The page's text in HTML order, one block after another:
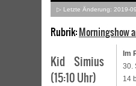
▷ Letzte Änderung: 2019-
Rubrik:Morningshow
Im
30.
14
Kid Simius
(15:10 Uhr)